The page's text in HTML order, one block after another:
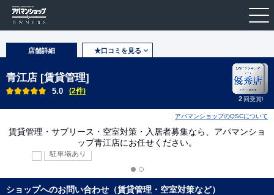
店舗詳細 ★口コミを見る
青江店 [賃貸管理]
5.0 (2件)
2 回受賞!
アパマンショップのQSCについて
賃貸管理・サブリース・空室対策・入居者募集なら、アパマンショ
ップ青江店にお任せください。
駐車場あり
ショップへのお問い合わせ（賃貸管理・空室対策など）